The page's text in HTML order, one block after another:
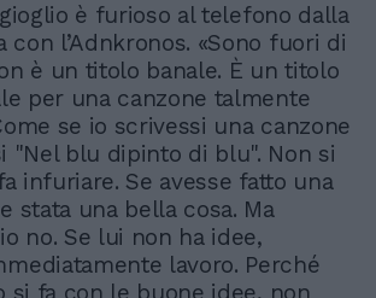
è furioso al telefono dalla
con l’Adnkronos. «Sono fuori di
è un titolo banale. È un titolo
per una canzone talmente
se io scrivessi una canzone
"Nel blu dipinto di blu". Non si
infuriare. Se avesse fatto una
stata una bella cosa. Ma
no. Se lui non ha idee,
lavoro. Perché